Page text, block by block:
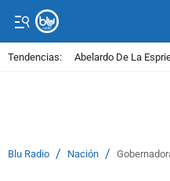
Tendencias: Abelardo De La
Blu Radio / Nación /